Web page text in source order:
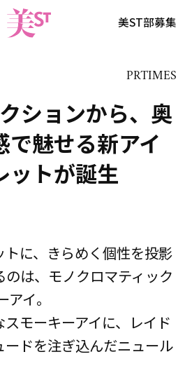
美ST部募集
PRTIMES
ションから、奥
で魅せる新アイ
ットが誕生
に、きらめく個性を投影
は、モノクロマティック
イ。
モーキーアイに、レイド
ドを注ぎ込んだニュール